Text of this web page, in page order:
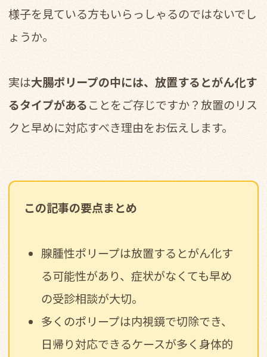
様子を見ている方もいらっしゃるのではないでし
ょうか。
実は大腸ポリープの中には、放置するとがん化す
るタイプがあることをご存じですか？放置のリス
クと早めに対応すべき理由をお伝えします。
この記事の要点まとめ
腺腫性ポリープは放置するとがん化す
る可能性があり、症状がなくても早め
の受診相談が大切。
多くのポリープは内視鏡で切除でき、
日帰り対応できるケースが多く身体的